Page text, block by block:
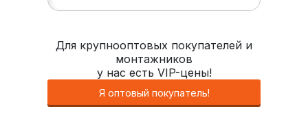
Для крупнооптовых покупателей и
монтажников
у нас есть VIP-цены!
Я оптовый покупатель!